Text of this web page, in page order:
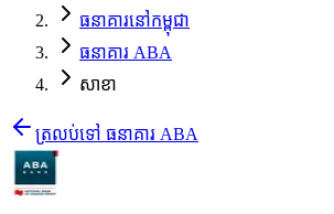
ធនាគារនៅកម្ពុជា
ធនាគារ ABA
សាខា
ត្រលប់ទៅ ធនាគារ ABA